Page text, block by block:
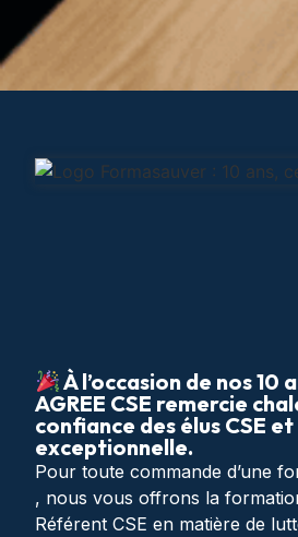
À l’occasion de nos 10
AGREE CSE remercie
confiance des élus CSE
exceptionnelle.
Pour toute commande d’une
, nous vous offrons la
Référent CSE en matière de